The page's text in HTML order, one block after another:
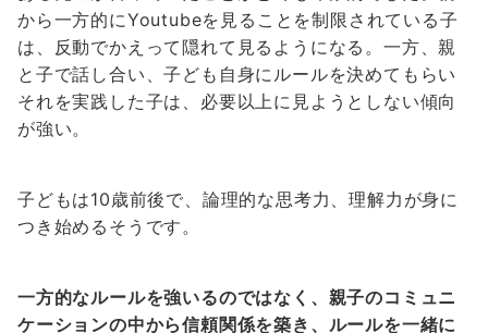
から一方的にYoutubeを見ることを制限されている子
は、反動でかえって隠れて見るようになる。一方、親
と子で話し合い、子ども自身にルールを決めてもらい
それを実践した子は、必要以上に見ようとしない傾向
が強い。
子どもは10歳前後で、論理的な思考力、理解力が身に
つき始めるそうです。
一方的なルールを強いるのではなく、親子のコミュニ
ケーションの中から信頼関係を築き、ルールを一緒に